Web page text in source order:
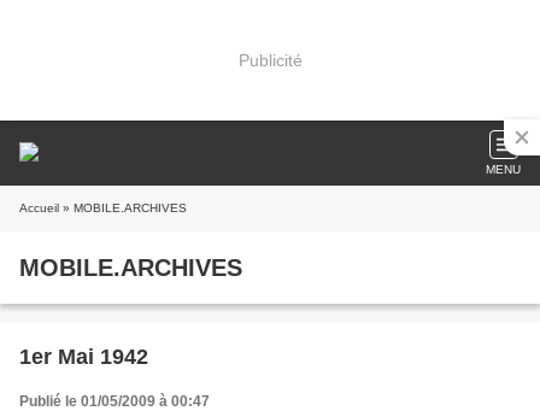
Publicité
MENU
Accueil » MOBILE.ARCHIVES
MOBILE.ARCHIVES
1er Mai 1942
Publié le 01/05/2009 à 00:47